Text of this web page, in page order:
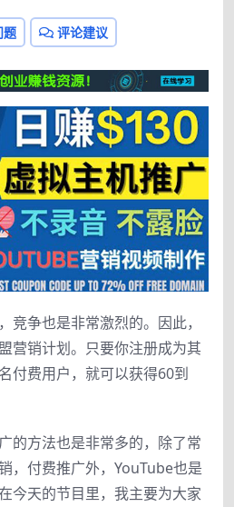
题 评论建议
竞争也是非常激烈的。因此，
营销计划。只要你注册成为其
付费用户，就可以获得60到
的方法也是非常多的，除了常
，付费推广外，YouTube也是
今天的节目里，我主要为大家